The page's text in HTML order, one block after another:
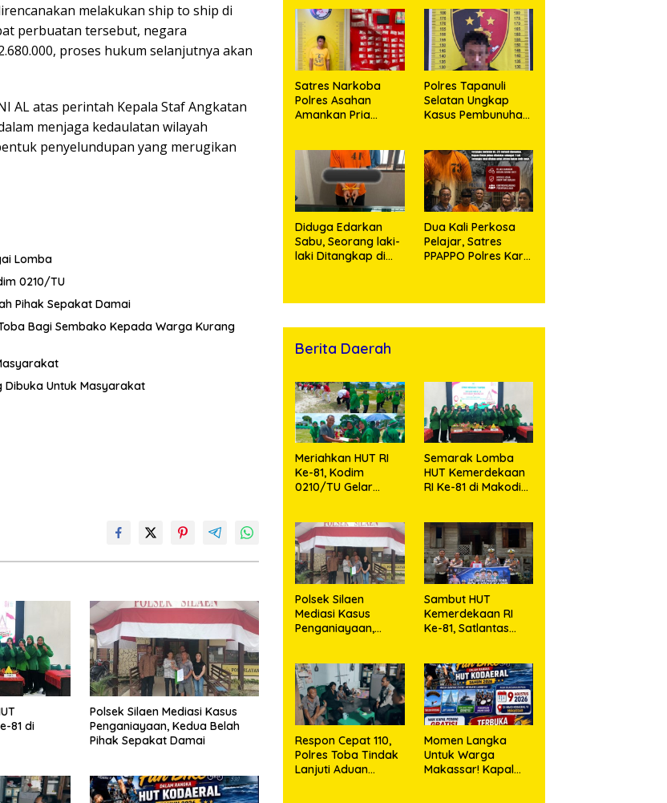
melakukan ship to ship di
perbuatan tersebut, negara
proses hukum selanjutnya akan
AL atas perintah Kepala Staf Angkatan
menjaga kedaulatan wilayah
penyelundupan yang merugikan
Lomba
0210/TU
Pihak Sepakat Damai
Bagi Sembako Kepada Warga Kurang
Dibuka Untuk Masyarakat
81 di
Polsek Silaen Mediasi Kasus
Penganiayaan, Kedua Belah
Pihak Sepakat Damai
Nagori Karangsari
Seorang Pria
dengan Barang
Bukti 63,67 Gram
Sabu
Satres Narkoba
Polres Asahan
Amankan Pria
Bukti
Polres Tapanuli
Selatan Ungkap
Kasus Pembunuhan
Anak, Pelaku
Ditangkap
Diduga Edarkan
Sabu, Seorang laki-
laki Ditangkap di
Klip
Dua Kali Perkosa
Pelajar, Satres
PPAPPO Polres Karo
Berita Daerah
Meriahkan HUT RI
Ke-81, Kodim
0210/TU Gelar
Semarak Lomba
HUT Kemerdekaan
RI Ke-81 di Makodim
Polsek Silaen
Mediasi Kasus
Penganiayaan,
Sambut HUT
Kemerdekaan RI
Ke-81, Satlantas
Warga Kurang
Mampu
Respon Cepat 110,
Polres Toba Tindak
Lanjuti Aduan
Momen Langka
Untuk Warga
Makassar! Kapal